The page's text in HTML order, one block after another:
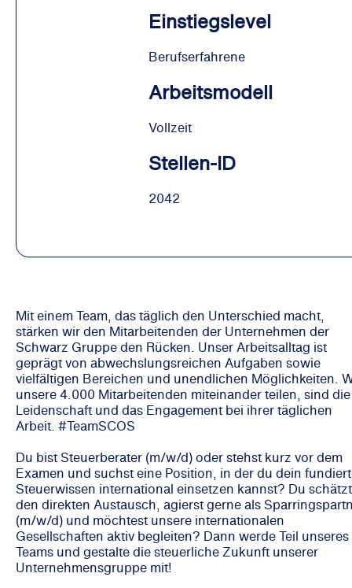
Einstiegslevel
Berufserfahrene
Arbeitsmodell
Vollzeit
Stellen-ID
2042
Mit einem Team, das täglich den Unterschied macht,
stärken wir den Mitarbeitenden der Unternehmen der
Schwarz Gruppe den Rücken. Unser Arbeitsalltag ist
geprägt von abwechslungsreichen Aufgaben sowie
vielfältigen Bereichen und unendlichen Möglichkeiten.
unsere 4.000 Mitarbeitenden miteinander teilen, sind die
Leidenschaft und das Engagement bei ihrer täglichen
Arbeit. #TeamSCOS
Du bist Steuerberater (m/w/d) oder stehst kurz vor dem
Examen und suchst eine Position, in der du dein
Steuerwissen international einsetzen kannst? Du schätzt
den direkten Austausch, agierst gerne als
(m/w/d) und möchtest unsere internationalen
Gesellschaften aktiv begleiten? Dann werde Teil unseres
Teams und gestalte die steuerliche Zukunft unserer
Unternehmensgruppe mit!